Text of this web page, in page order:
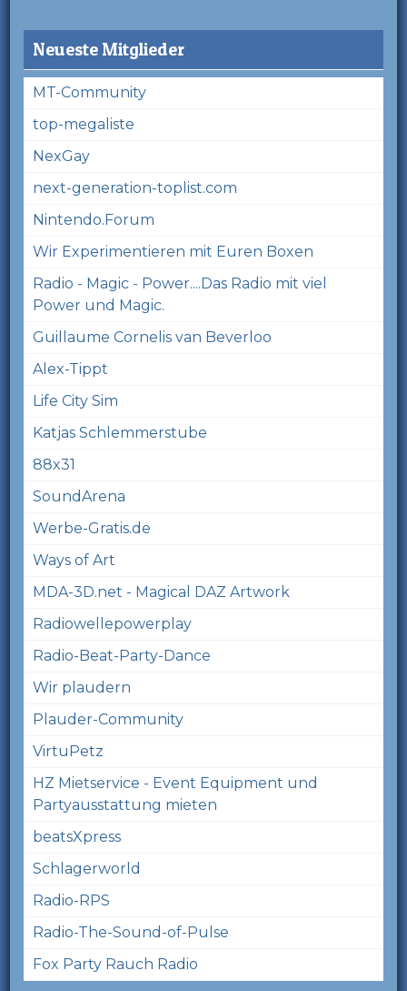
Neueste Mitglieder
MT-Community
top-megaliste
NexGay
next-generation-toplist.com
Nintendo.Forum
Wir Experimentieren mit Euren Boxen
Radio - Magic - Power....Das Radio mit viel
Power und Magic.
Guillaume Cornelis van Beverloo
Alex-Tippt
Life City Sim
Katjas Schlemmerstube
88x31
SoundArena
Werbe-Gratis.de
Ways of Art
MDA-3D.net - Magical DAZ Artwork
Radiowellepowerplay
Radio-Beat-Party-Dance
Wir plaudern
Plauder-Community
VirtuPetz
HZ Mietservice - Event Equipment und
Partyausstattung mieten
beatsXpress
Schlagerworld
Radio-RPS
Radio-The-Sound-of-Pulse
Fox Party Rauch Radio